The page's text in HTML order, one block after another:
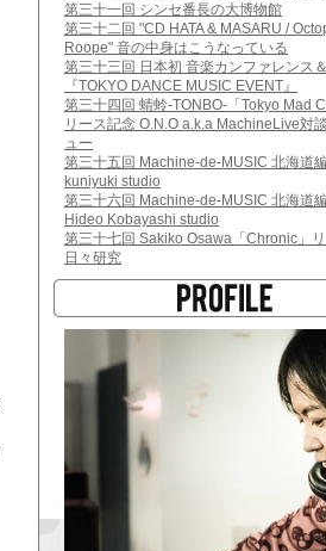
第三十一回 シンセ番長の大博物館
第三十二回 "CD HATA & MASARU /
Roope" 音の中身はこうなっている
第三十三回 日本初 音楽カンファレンス
『TOKYO DANCE MUSIC EVENT』
第三十四回 蜻蛉-TONBO-「Tokyo Mad
リース記念 O.N.O a.k.a MachineLive対
ュー
第三十五回 Machine-de-MUSIC 北海道
kuniyuki studio
第三十六回 Machine-de-MUSIC 北海道
Hideo Kobayashi studio
第三十七回 Sakiko Osawa「Chronic」
日々研究